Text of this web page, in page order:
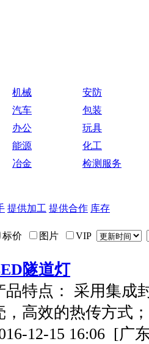
机械
安防
汽车
包装
办公
玩具
能源
化工
冶金
检测服务
提供加工 提供合作 库存
标价 图片 VIP
隧道灯
品特点： 采用集成
，高效的热传方式
12-15 16:06 [广